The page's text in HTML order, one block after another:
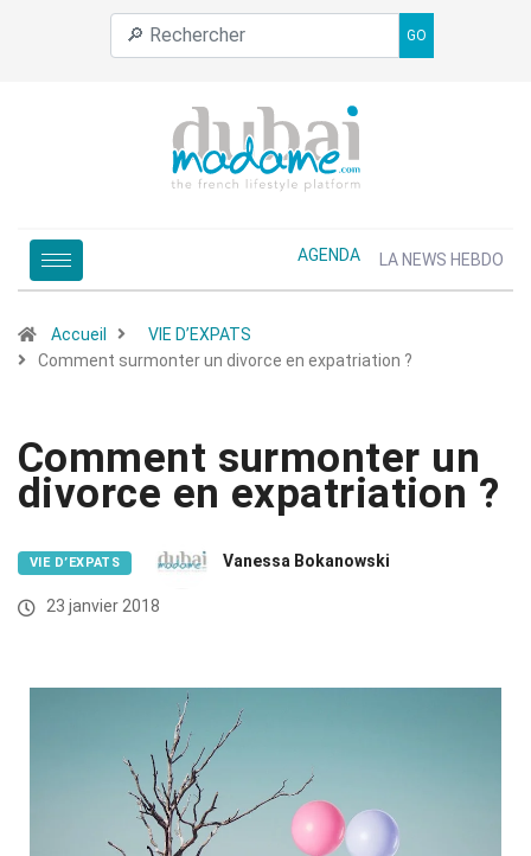
GO
AGENDA LA NEWS HEBDO
Accueil
VIE D’EXPATS
Comment surmonter un divorce en expatriation ?
Comment surmonter un
divorce en expatriation ?
VIE D’EXPATS Vanessa Bokanowski
23 janvier 2018